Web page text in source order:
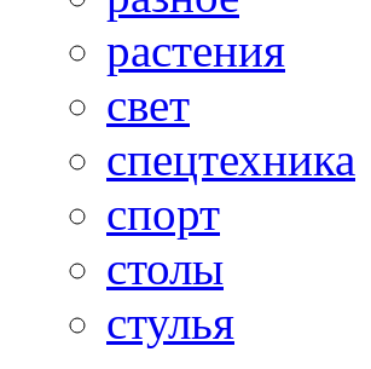
растения
свет
спецтехника
спорт
столы
стулья